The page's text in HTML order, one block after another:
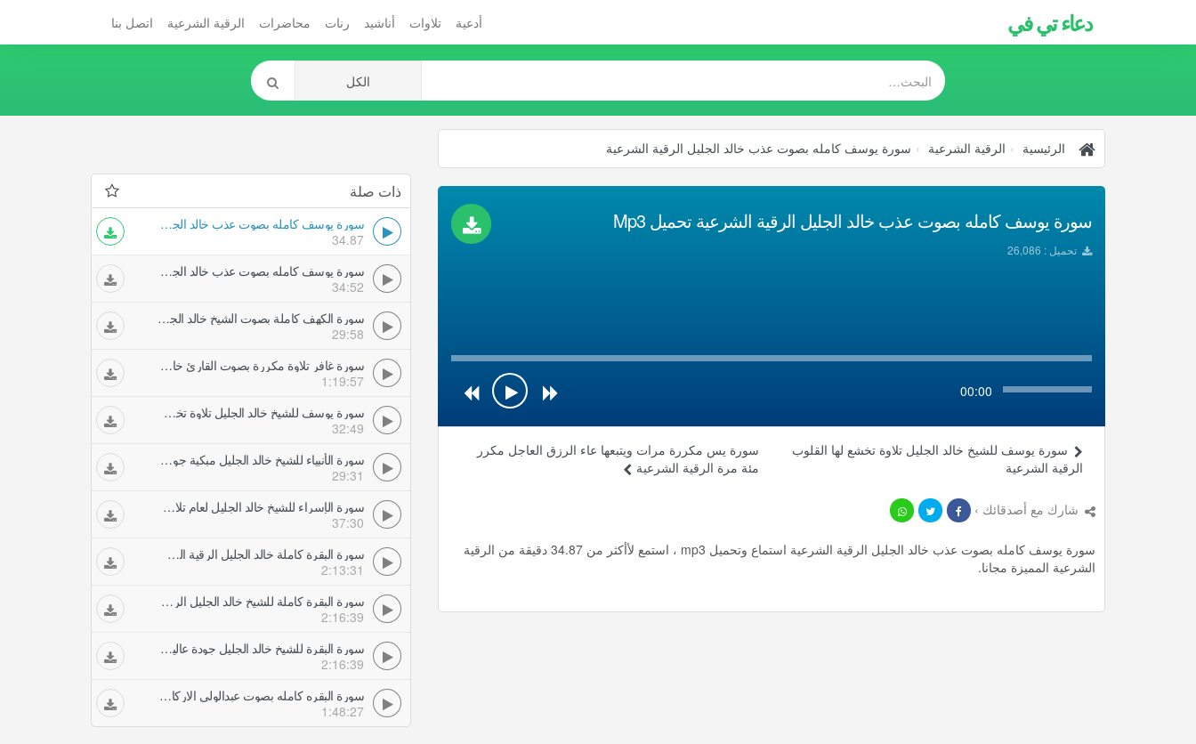
دعاء تي في أدعية تلاوات أناشيد رنات محاضرات الرقية الشرعية اتصل بنا
الرئيسية الرقية الشرعية سورة يوسف كامله بصوت عذب خالد الجليل الرقية الشرعية
سورة يوسف كامله بصوت عذب خالد الجليل الرقية الشرعية تحميل Mp3
تحميل : 26,086
00:00
سورة يس مكررة مرات ويتبعها عاء الرزق العاجل مكرر
مئة مرة الرقية الشرعية
سورة يوسف للشيخ خالد الجليل تلاوة تخشع لها القلوب
الرقية الشرعية
شارك مع أصدقائك ›
سورة يوسف كامله بصوت عذب خالد الجليل الرقية الشرعية استماع وتحميل mp3 ، استمع لأأكثر من 34.87 دقيقة من الرقية
الشرعية المميزة مجانا.
ذات صلة
سورة يوسف كامله بصوت عذب خالد الجليل الرقية الشرعية
34.87
سورة يوسف كامله بصوت عذب خالد الجليل الرقية الشرعية
34:52
سورة الكهف كاملة بصوت الشيخ خالد الجليل الرقية الشرعية
29:58
سورة غافر تلاوة مكررة بصوت القارئ خالد عبد الجليل الرقية الشرعية
1:19:57
سورة يوسف للشيخ خالد الجليل تلاوة تخشع لها القلوب الرقية الشرعية
32:49
سورة الأنبياء للشيخ خالد الجليل مبكية جودة عالية الرقية الشرعية
29:31
سورة الإسراء للشيخ خالد الجليل لعام تلاوة تجلب الراحة الرقية الشرعية
37:30
سورة البقرة كاملة خالد الجليل الرقية الشرعية
2:13:31
سورة البقرة كاملة للشيخ خالد الجليل الرقية الشرعية
2:16:39
سورة البقرة للشيخ خالد الجليل جودة عالية مميزة جدا الرقية الشرعية
2:16:39
سورة البقره كامله بصوت عبدالولي الاركاني طاردة الشياطين الرقية الشرعية
1:48:27